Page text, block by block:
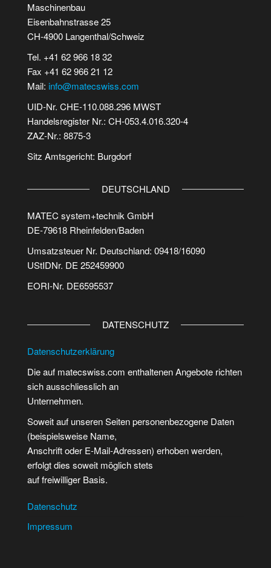
Maschinenbau
Eisenbahnstrasse 25
CH-4900 Langenthal/Schweiz
Tel. +41 62 966 18 32
Fax +41 62 966 21 12
Mail: info@matecswiss.com
UID-Nr. CHE-110.088.296 MWST
Handelsregister Nr.: CH-053.4.016.320-4
ZAZ-Nr.: 8875-3
Sitz Amtsgericht: Burgdorf
DEUTSCHLAND
MATEC system+technik GmbH
DE-79618 Rheinfelden/Baden
Umsatzsteuer Nr. Deutschland: 09418/16090
UStIDNr. DE 252459900
EORI-Nr. DE6595537
DATENSCHUTZ
Datenschutzerklärung
Die auf matecswiss.com enthaltenen Angebote richten
sich ausschliesslich an
Unternehmen.
Soweit auf unseren Seiten personenbezogene Daten
(beispielsweise Name,
Anschrift oder E-Mail-Adressen) erhoben werden,
erfolgt dies soweit möglich stets
auf freiwilliger Basis.
Datenschutz
Impressum